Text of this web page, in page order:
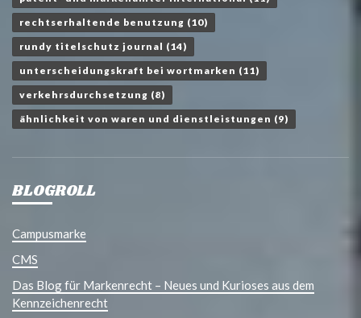
rechtserhaltende benutzung (10)
rundy titelschutz journal (14)
unterscheidungskraft bei wortmarken (11)
verkehrsdurchsetzung (8)
ähnlichkeit von waren und dienstleistungen (9)
BLOGROLL
Campusmarke
CMS
Das Blog für Markenrecht – Neues und Kurioses aus dem
Kennzeichenrecht